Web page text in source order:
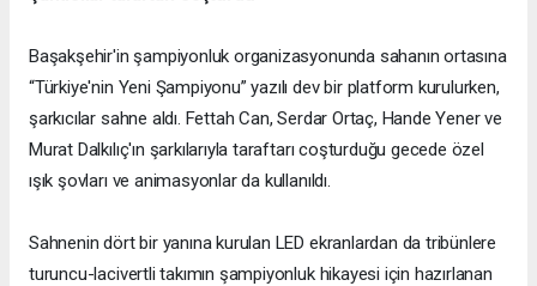
Başakşehir'in şampiyonluk organizasyonunda sahanın ortasına
“Türkiye'nin Yeni Şampiyonu” yazılı dev bir platform kurulurken,
şarkıcılar sahne aldı. Fettah Can, Serdar Ortaç, Hande Yener ve
Murat Dalkılıç'ın şarkılarıyla taraftarı coşturduğu gecede özel
ışık şovları ve animasyonlar da kullanıldı.
Sahnenin dört bir yanına kurulan LED ekranlardan da tribünlere
turuncu-lacivertli takımın şampiyonluk hikayesi için hazırlanan